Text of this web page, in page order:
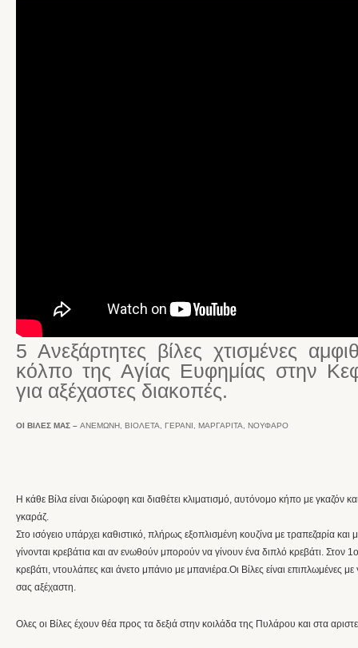
5 Ανεξάρτητες βίλες χτισμένες
κόλπο της Αγίας Ευφημίας στην
για αξέχαστες διακοπές.
ΟΙ ΒΙΛΕΣ ΜΑΣ – ΑΝΕΜΩΝΗ, ΒΙΟΛΕΤΑ, ΓΕΡΑΝΙ, ΜΑΡΓΑΡΙΤΑ, ΝΟΥΦΑΡΟ
Η κάθε Βίλα είναι διώροφη και διαθέτει κλιματισμό, αυτόνομο κήπο με γκαζόν
γκαράζ.
Στο ισόγειο υπάρχει καθιστικό, πλήρως εξοπλισμένη κουζίνα με τραπεζαρία
γίνονται κρεβάτια και αν ενωθούν μπορούν να γίνουν ένα διπλό κρεβάτι.
κρεβάτι, ντουλάπες και άνετο μπάνιο με μπανιέρα.Οι Βίλες είναι επιπλωμένες
σας αξέχαστη.
Ολες οι Βίλες έχουν θέα προς τα δεξιά στην κοιλάδα της Πυλάρου και στα